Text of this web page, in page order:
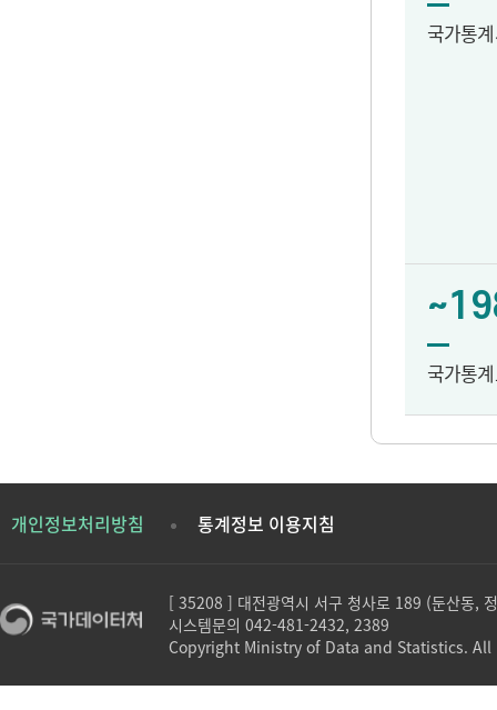
국가통
국가통
개인정보처리방침 통계정보 이용지침
[ 35208 ] 대전광역시 서구 청사로 189 (둔산동,
시스템문의 042-481-2432, 2389
Copyright Ministry of Data and Statistics.